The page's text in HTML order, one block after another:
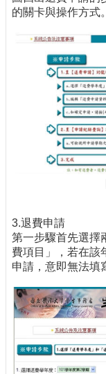
的關卡與操作方式。
3.退費申請
第一步驟首先選擇
費項目」，若在該
申請，意即無法填